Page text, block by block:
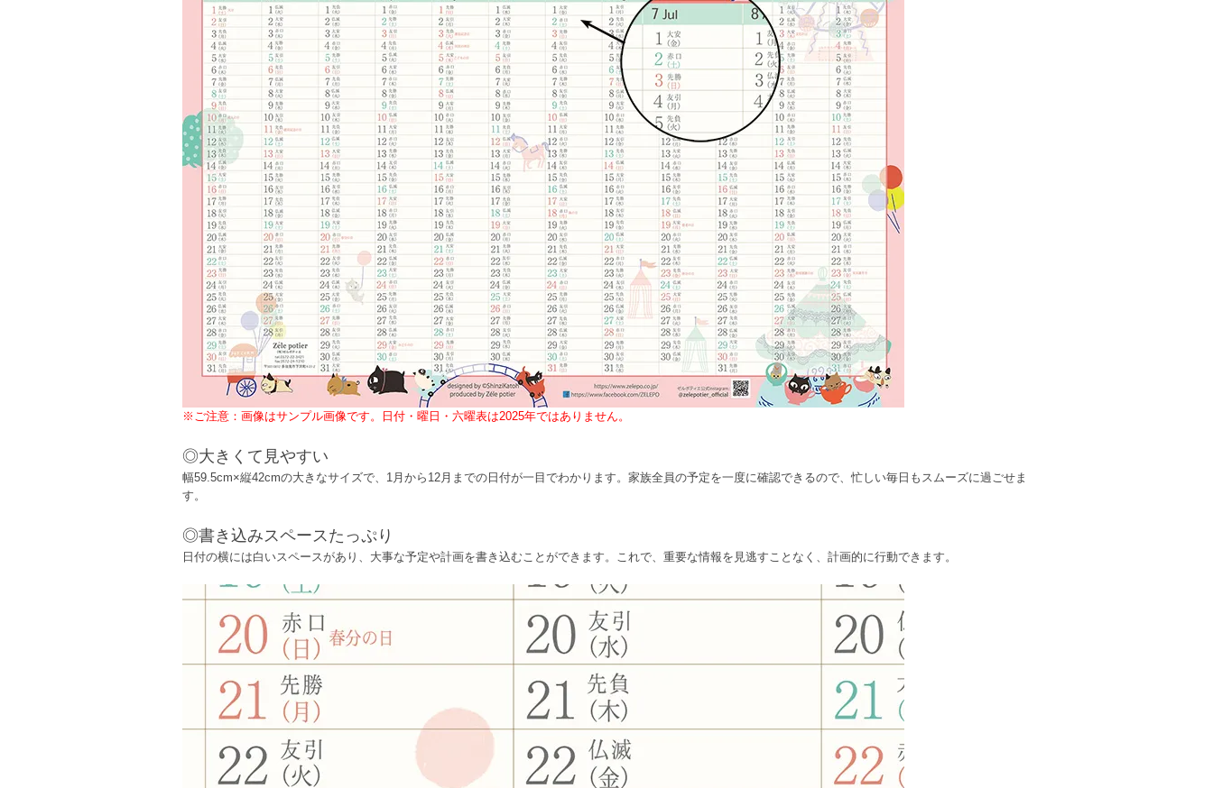
※ご注意：画像はサンプル画像です。日付・曜日・六曜表は2025年ではありません。
◎大きくて見やすい
幅59.5cm×縦42cmの大きなサイズで、1月から12月までの日付が一目でわかります。家族全員の予定を一度に確認できるので、忙しい毎日もスムーズに過ごせま
す。
◎書き込みスペースたっぷり
日付の横には白いスペースがあり、大事な予定や計画を書き込むことができます。これで、重要な情報を見逃すことなく、計画的に行動できます。